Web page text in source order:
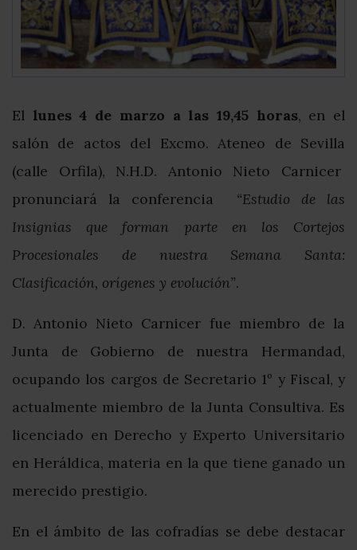
El lunes 4 de marzo a las 19,45 horas, en el
salón de actos del Excmo. Ateneo de Sevilla
(calle Orfila), N.H.D. Antonio Nieto Carnicer
pronunciará la conferencia
“Estudio de las
Insignias que forman parte en los Cortejos
Procesionales de nuestra Semana Santa:
Clasificación, orígenes y evolución”.
D. Antonio Nieto Carnicer fue miembro de la
Junta de Gobierno de nuestra Hermandad,
ocupando los cargos de Secretario 1º y Fiscal, y
actualmente miembro de la Junta Consultiva. Es
licenciado en Derecho y Experto Universitario
en Heráldica, materia en la que tiene ganado un
merecido prestigio.
En el ámbito de las cofradías se debe destacar